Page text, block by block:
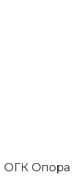
ОГК Опора